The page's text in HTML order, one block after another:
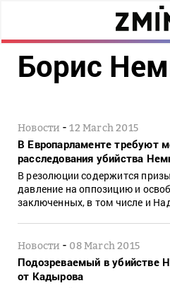
Борис
Новости -12 March 2015
В Европарламенте требуют
расследования убийства
В резолюции содержится
давление на оппозицию и
заключенных, в том числе и
Новости - 08 March 2015
Подозреваемый в убийстве
от Кадырова